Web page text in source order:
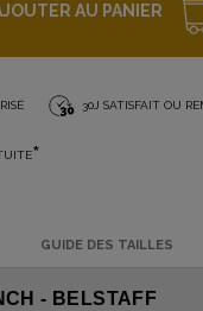
AU PANIER
30J SATISFAIT OU
*
GUIDE DES TAILLES
- BELSTAFF